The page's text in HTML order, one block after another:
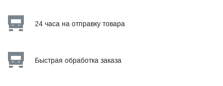
24 часа на отправку товара
Быстрая обработка заказа